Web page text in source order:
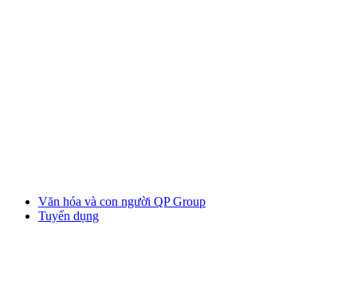
Văn hóa và con người QP Group
Tuyển dụng